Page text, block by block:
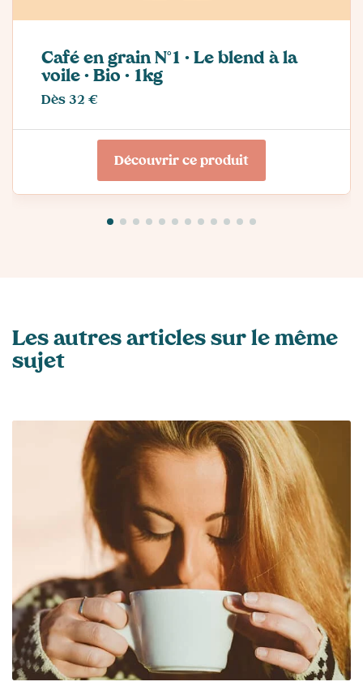
Café en grain N°1 · Le blend à la
voile · Bio · 1kg
Dès 32 €
Découvrir ce produit
Les autres articles sur le même
sujet